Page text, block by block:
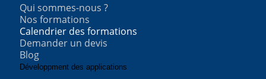
Qui sommes-nous ?
Nos formations
Calendrier des formations
Demander un devis
Blog
Développment des applications